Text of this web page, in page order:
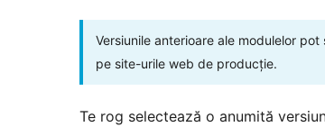
Versiunile anterioare ale modulelor
pe site-urile web de producție.
Te rog selectează o anumită